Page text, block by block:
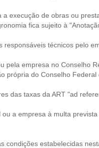
execução de obras ou
fica sujeito à
responsáveis técnicos pelo
pela empresa no Conselho
própria do Conselho
das taxas da ART "ad
a empresa à multa
condições estabelecidas